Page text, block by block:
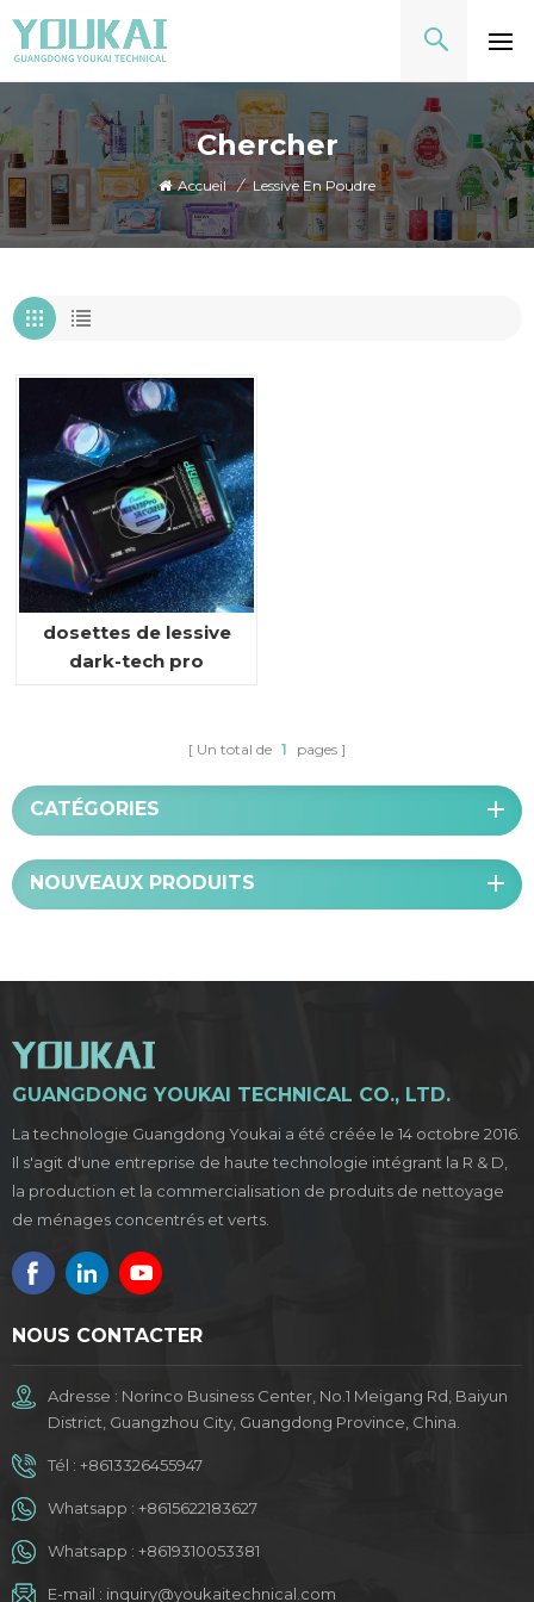
Chercher
Accueil / Lessive En Poudre
dosettes de lessive
dark-tech pro
Un total de 1 pages
CATÉGORIES
NOUVEAUX PRODUITS
GUANGDONG YOUKAI TECHNICAL CO., LTD.
La technologie Guangdong Youkai a été créée le 14 octobre 2016.
Il s'agit d'une entreprise de haute technologie intégrant la R & D,
la production et la commercialisation de produits de nettoyage
de ménages concentrés et verts.
NOUS CONTACTER
Adresse : Norinco Business Center, No.1 Meigang Rd, Baiyun
District, Guangzhou City, Guangdong Province, China.
Tél : +8613326455947
Whatsapp : +8615622183627
Whatsapp : +8619310053381
E-mail : inquiry@youkaitechnical.com